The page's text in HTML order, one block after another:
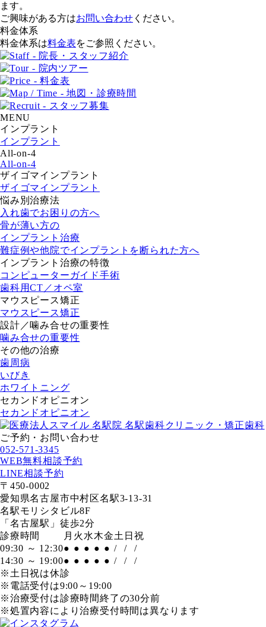
ます。
ご興味がある方はお問い合わせ ください。
料金体系
料金体系は料金表をご参照ください。
MENU
インプラント
インプラント
All-on-4
All-on-4
ザイゴマインプラント
ザイゴマインプラント
悩み別治療法
入れ歯でお困りの方へ
骨が薄い方の
インプラント治療
難症例や他院でインプラントを断られた方へ
インプラント治療の特徴
コンピューターガイド手術
歯科用CT／オペ室
マウスピース矯正
マウスピース矯正
設計／噛み合せの重要性
噛み合せの重要性
その他の治療
歯周病
いびき
ホワイトニング
セカンドオピニオン
セカンドオピニオン
ご予約・お問い合わせ
052-571-3345
WEB無料相談予約
LINE相談予約
〒450-0002
愛知県名古屋市中村区名駅3-13-31
名駅モリシタビル8F
「名古屋駅」徒歩2分
診療時間
月 火 水木金土 日 祝
09:30 ～ 12:30● ● ● ● ● / /
/
14:30 ～ 19:00● ● ● ● ● / /
/
※土日祝は休診
※電話受付は9:00～19:00
※治療受付は診療時間終了の30分前
※処置内容により治療受付時間は異なります